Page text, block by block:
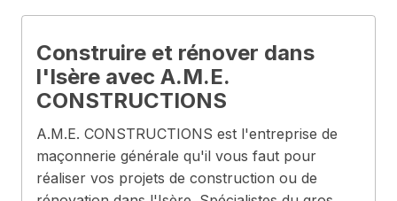
Construire et rénover dans
l'Isère avec A.M.E.
CONSTRUCTIONS
A.M.E. CONSTRUCTIONS est l'entreprise de
maçonnerie générale qu'il vous faut pour
réaliser vos projets de construction ou de